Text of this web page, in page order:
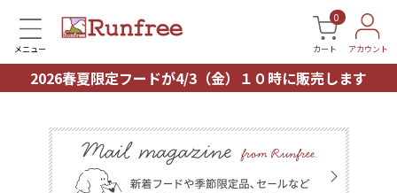
メニュー
0
カート アカウント
2026春夏限定フードが4/3（金）１０時に販売します